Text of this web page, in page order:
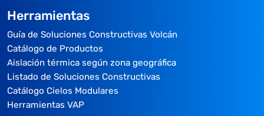
Herramientas
Guía de Soluciones Constructivas Volcán
Catálogo de Productos
Aislación térmica según zona geográfica
Listado de Soluciones Constructivas
Catálogo Cielos Modulares
Herramientas VAP